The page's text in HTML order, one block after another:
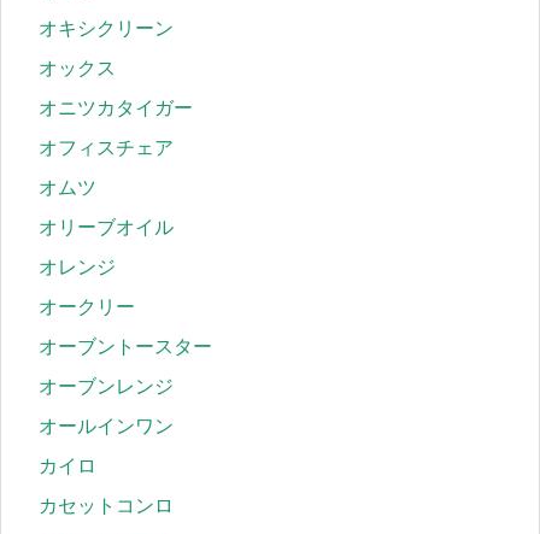
オキシクリーン
オックス
オニツカタイガー
オフィスチェア
オムツ
オリーブオイル
オレンジ
オークリー
オーブントースター
オーブンレンジ
オールインワン
カイロ
カセットコンロ